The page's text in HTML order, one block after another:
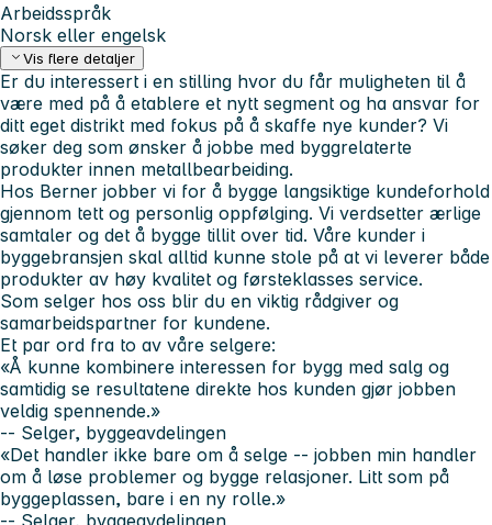
Arbeidsspråk
Norsk eller engelsk
Vis flere detaljer
Er du interessert i en stilling hvor du får muligheten til å
være med på å etablere et nytt segment og ha ansvar for
ditt eget distrikt med fokus på å skaffe nye kunder? Vi
søker deg som ønsker å jobbe med byggrelaterte
produkter innen metallbearbeiding.
Hos Berner jobber vi for å bygge langsiktige kundeforhold
gjennom tett og personlig oppfølging. Vi verdsetter ærlige
samtaler og det å bygge tillit over tid. Våre kunder i
byggebransjen skal alltid kunne stole på at vi leverer både
produkter av høy kvalitet og førsteklasses service.
Som selger hos oss blir du en viktig rådgiver og
samarbeidspartner for kundene.
Et par ord fra to av våre selgere:
«Å kunne kombinere interessen for bygg med salg og
samtidig se resultatene direkte hos kunden gjør jobben
veldig spennende.»
-- Selger, byggeavdelingen
«Det handler ikke bare om å selge -- jobben min handler
om å løse problemer og bygge relasjoner. Litt som på
byggeplassen, bare i en ny rolle.»